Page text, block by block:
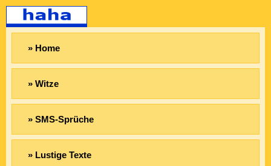
» Home
» Witze
» SMS-Sprüche
» Lustige Texte